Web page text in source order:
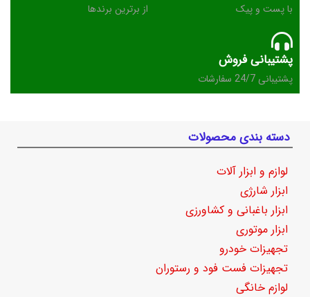
با پست و پیک از برترین برندها
پشتیبانی فروش
پشتیبانی 24/7 سفارشات
دسته بندی محصولات
لوازم و ابزار آلات
ابزار شارژی
ابزار باغبانی و کشاورزی
ابزار موتوری
تجهیزات خودرو
تجهیزات فست فود و رستوران
لوازم خانگی